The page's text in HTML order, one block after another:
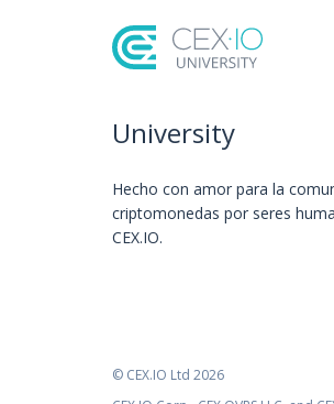
University
Hecho con amor️ para la
criptomonedas por seres
CEX.IO.
© CEX.IO Ltd 2026